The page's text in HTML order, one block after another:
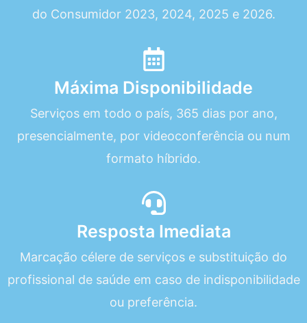
do Consumidor 2023, 2024, 2025 e 2026.
Máxima Disponibilidade
Serviços em todo o país, 365 dias por ano,
presencialmente, por videoconferência ou num
formato híbrido.
Resposta Imediata
Marcação célere de serviços e substituição do
profissional de saúde em caso de indisponibilidade
ou preferência.